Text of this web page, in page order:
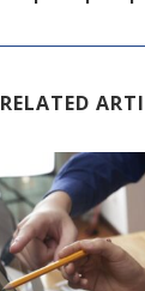
RELATED